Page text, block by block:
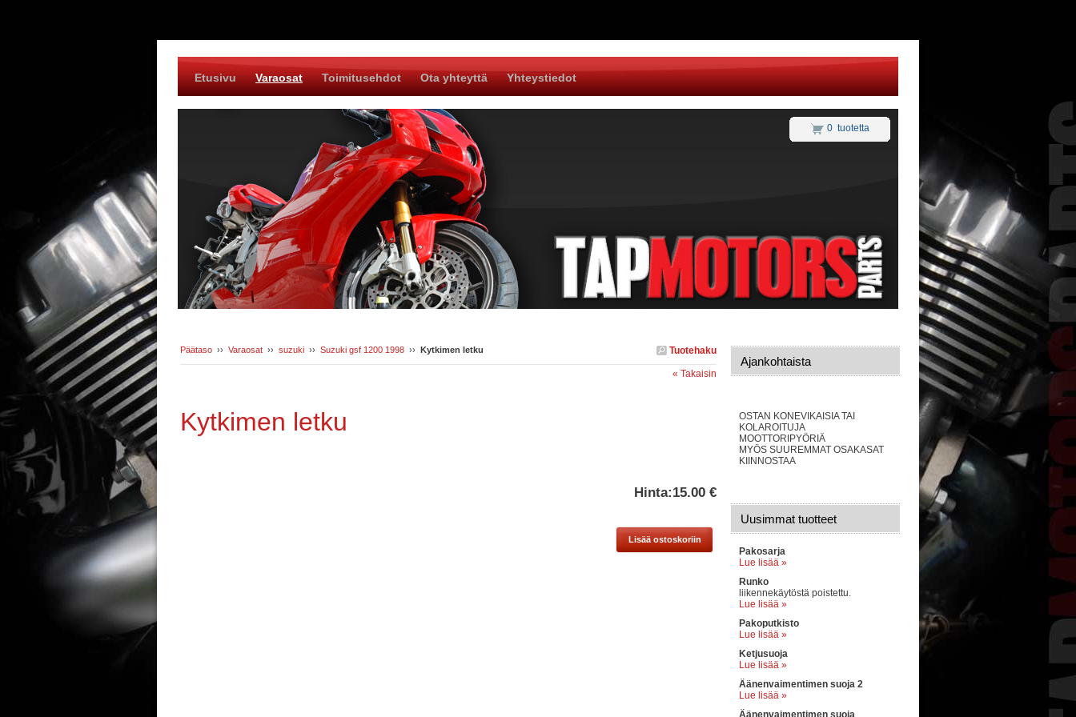
Etusivu Varaosat Toimitusehdot Ota yhteyttä Yhteystiedot
0 tuotetta
Ajankohtaista
OSTAN KONEVIKAISIA TAI
KOLAROITUJA
MOOTTORIPYÖRIÄ
MYÖS SUUREMMAT OSAKASAT
KIINNOSTAA
Uusimmat tuotteet
Pakosarja
Lue lisää »
Runko
liikennekäytöstä poistettu.
Lue lisää »
Pakoputkisto
Lue lisää »
Ketjusuoja
Lue lisää »
Äänenvaimentimen suoja 2
Lue lisää »
Äänenvaimentimen suoja
Tuotehaku
Päätaso ›› Varaosat ›› suzuki ›› Suzuki gsf 1200 1998 ›› Kytkimen letku
« Takaisin
Kytkimen letku
Hinta:15.00 €